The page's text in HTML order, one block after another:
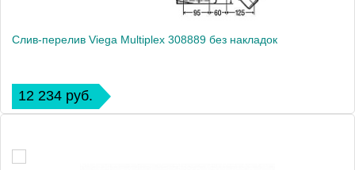
Слив-перелив Viega Multiplex 308889 без накладок
12 234 руб.